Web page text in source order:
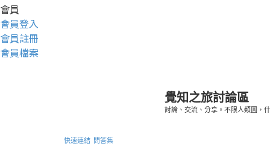
會員
會員登入
會員註冊
會員檔案
覺知之旅討論區
討論、交流、分享。不限人類圖，
快速連結 問答集